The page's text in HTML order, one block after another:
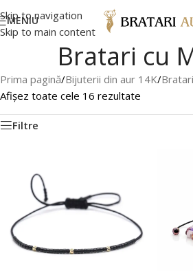
Skip to navigation
Skip to main content
MENIU
Bratari cu
Prima pagină/Bijuterii din aur 14K/Bratari
Afișez toate cele 16 rezultate
Filtre